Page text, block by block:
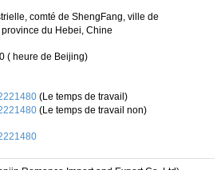
comté de ShengFang, ville de
province du Hebei, Chine
( heure de Beijing)
(Le temps de travail)
(Le temps de travail non)